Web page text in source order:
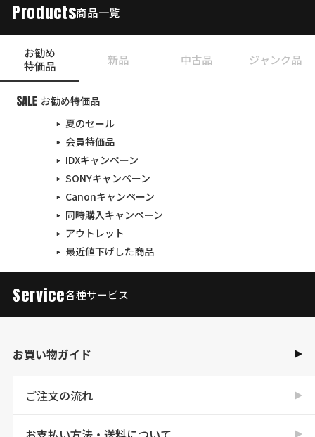
Products商品一覧
お勧め
特価品
新品 中古品 ジャンク品
お勧め特価品
夏のセール
会員特価品
IDXキャンペーン
SONYキャンペーン
Canonキャンペーン
同時購入キャンペーン
アウトレット
最近値下げした商品
Service各種サービス
お買い物ガイド
ご注文の流れ